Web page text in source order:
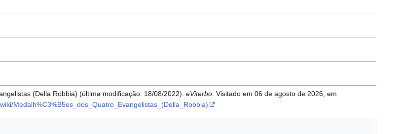
(Della Robbia) (última modificação: 18/08/2022).eViterbo . Visitado em 06 de agosto de 2026, em
Medalh%C3%B5es_dos_Quatro_Evangelistas_(Della_Robbia)